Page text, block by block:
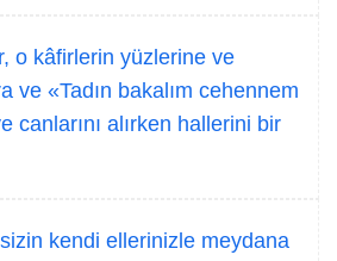
o kâfirlerin yüzlerine ve
ve «Tadın bakalım cehennem
canlarını alırken hallerini bir
kendi ellerinizle meydana